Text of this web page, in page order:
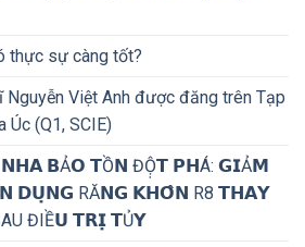
thực sự càng tốt?
Nguyễn Việt Anh được đăng trên Tạp
Úc (Q1, SCIE)
𝗕Ả𝗢 𝗧Ồ𝗡 ĐỘ̣𝗧 𝗣𝗛Á: 𝗚𝗜Ả𝗠
𝗗𝗨̣𝗡𝗚 RĂ𝗡𝗚 𝗞𝗛𝗢̂𝗡 R8 𝗧𝗛𝗔𝗬
ĐIỀ𝗨 𝗧𝗥𝗜̣ 𝗧Ủ𝗬